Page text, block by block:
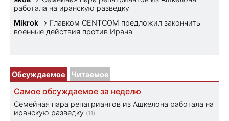
работала на иранскую разведку
Mikrok → Главком CENTCOM предложил закончить
военные действия против Ирана
Обсуждаемое Читаемое
Самое обсуждаемое за неделю
Семейная пара репатриантов из Ашкелона работала на
иранскую разведку (11)